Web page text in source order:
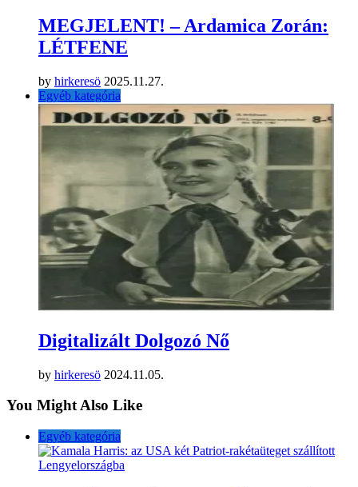
MEGJELENT! – Ardamica Zorán:
LÉTFENE
by hirkeresö 2025.11.27.
Egyéb kategória
Digitalizált Dolgozó Nő
by hirkeresö 2024.11.05.
You Might Also Like
Egyéb kategória